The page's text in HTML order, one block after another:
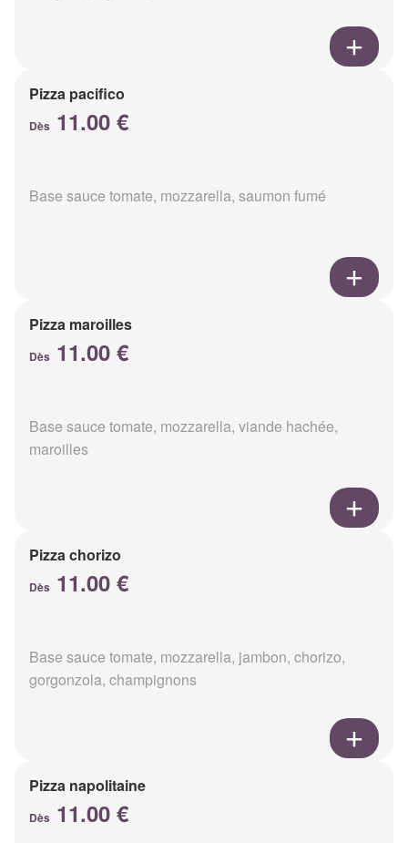
Pizza pacifico
Dès 11.00 €
Base sauce tomate, mozzarella, saumon fumé
Pizza maroilles
Dès 11.00 €
Base sauce tomate, mozzarella, viande hachée,
maroilles
Pizza chorizo
Dès 11.00 €
Base sauce tomate, mozzarella, jambon, chorizo,
gorgonzola, champignons
Pizza napolitaine
Dès 11.00 €